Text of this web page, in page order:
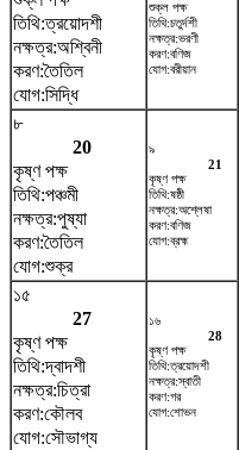
তিথি:ত্রয়োদশী
নক্ষত্র:অশ্বিনী
করণ:তৈতিল
যোগ:সিদ্ধি
শুক্ল পক্ষ
তিথি:চতুর্দশী
নক্ষত্র:ভরণী
করণ:বণিজ
যোগ:বরীয়ান
৮
20
কৃষ্ণ পক্ষ
তিথি:পঞ্চমী
নক্ষত্র:পুষ্যা
করণ:তৈতিল
যোগ:শুক্র
৯
21
কৃষ্ণ পক্ষ
তিথি:ষষ্ঠী
নক্ষত্র:অশ্লেষা
করণ:বণিজ
যোগ:ব্রহ্ম
১৫
27
কৃষ্ণ পক্ষ
তিথি:দ্বাদশী
নক্ষত্র:চিত্রা
করণ:কৌলব
যোগ:সৌভাগ্য
১৬
28
কৃষ্ণ পক্ষ
তিথি:ত্রয়োদশী
নক্ষত্র:স্বাতী
করণ:গর
যোগ:শোভন